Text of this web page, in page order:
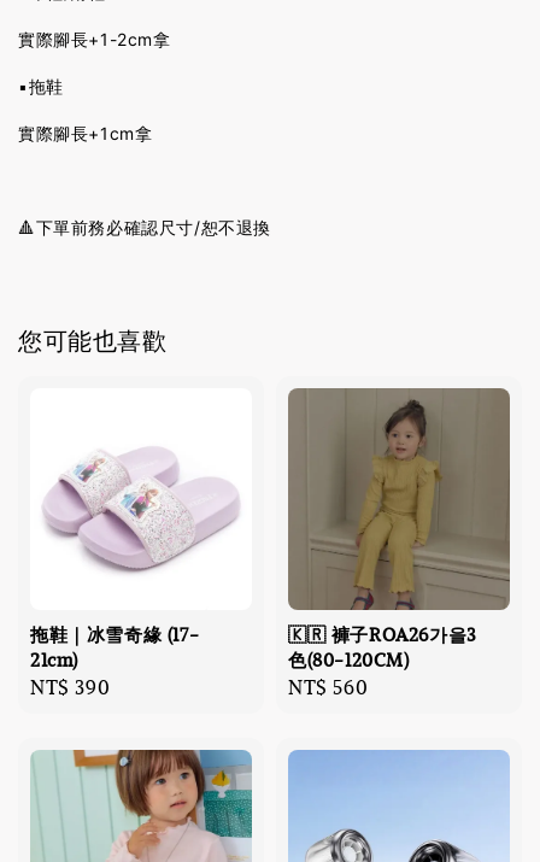
實際腳長+1-2cm拿
▪️拖鞋
實際腳長+1cm拿
🔺下單前務必確認尺寸/恕不退換
您可能也喜歡
拖鞋｜冰雪奇緣 (17-
21cm)
Regular
NT$ 390
🇰🇷 褲子ROA26가을3
色(80-120CM)
Regular
NT$ 560